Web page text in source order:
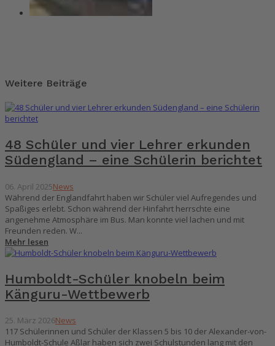
Weitere Beiträge
48 Schüler und vier Lehrer erkunden
Südengland – eine Schülerin berichtet
06. April 2025News
Während der Englandfahrt haben wir Schüler viel Aufregendes und
Spaßiges erlebt. Schon während der Hinfahrt herrschte eine
angenehme Atmosphäre im Bus. Man konnte viel lachen und mit
Freunden reden. W...
Mehr lesen
Humboldt-Schüler knobeln beim
Känguru-Wettbewerb
25. März 2026News
117 Schülerinnen und Schüler der Klassen 5 bis 10 der Alexander-von-
Humboldt-Schule Aßlar haben sich zwei Schulstunden lang mit den